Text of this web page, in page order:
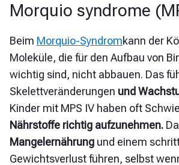
Morquio syndrome
Beim Morquio-Syndromkann der
Moleküle, die für den Aufbau von
wichtig sind, nicht abbauen. Das
Skelettveränderungen und
Kinder mit MPS IV haben oft
Nährstoffe richtig aufzunehmen.
Mangelernährung und einem
Gewichtsverlust führen, selbst